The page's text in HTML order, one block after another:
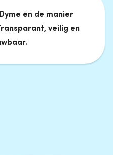
en de manier
veilig en